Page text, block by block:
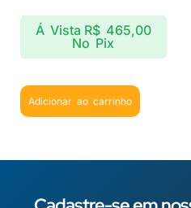
Á Vista R$465,00
No Pix
Adicionar ao carrinho